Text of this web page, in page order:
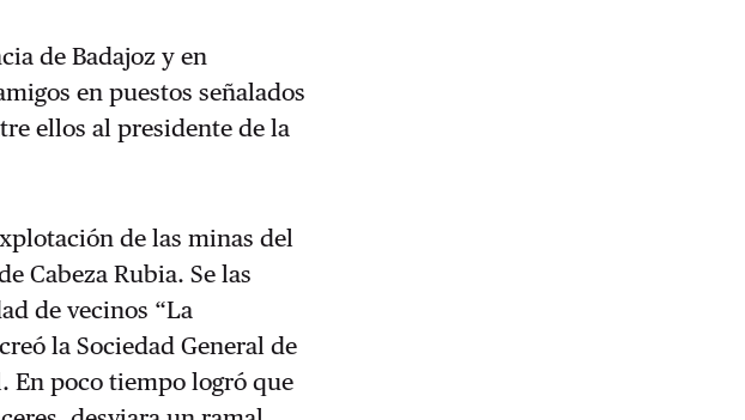
de Badajoz y en
en puestos señalados
ellos al presidente de la
de las minas del
Cabeza Rubia. Se las
de vecinos “La
la Sociedad General de
En poco tiempo logró que